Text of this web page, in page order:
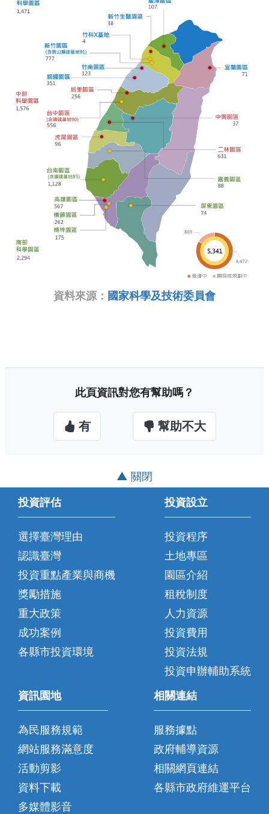
資料來源： 國家科學及技術委員會
此頁資訊對您有幫助嗎？
有 幫助不大
▲ 關閉
投資評估
選擇臺灣理由
認識臺灣
投資重點產業與商機
獎勵措施
重大政策
成功案例
各縣市投資環境
投資設立
投資程序
土地專區
園區介紹
租稅制度
人力資源
投資費用
投資法規
投資申辦輔助系統
資訊園地
為民服務規範
網站服務滿意度
活動剪影
資料下載
多媒體影音
相關連結
服務據點
政府輔導資源
相關網頁連結
各縣市政府維運平台